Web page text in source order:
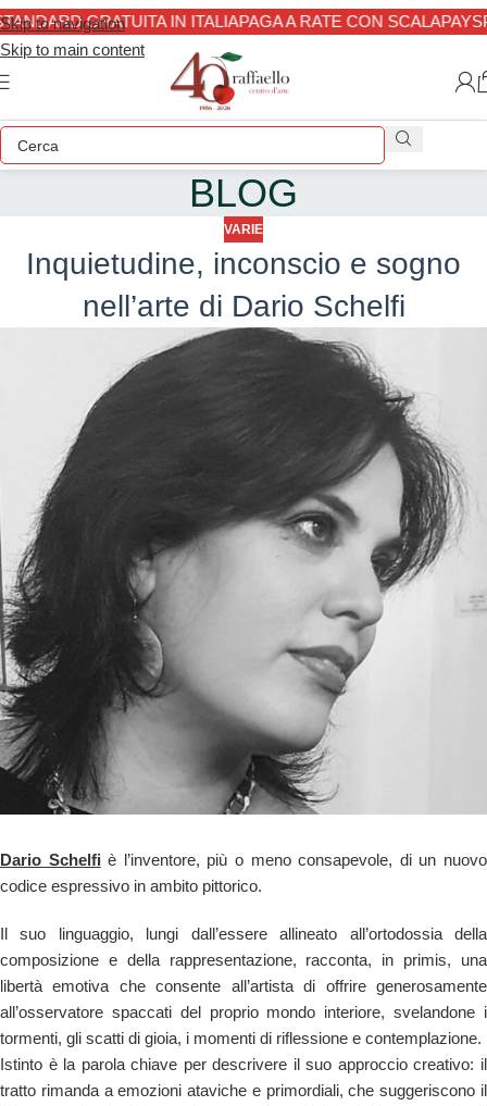
Skip to navigation
Skip to main content
GRATUITA IN ITALIAPAGA A RATE CON SCALAPAY
BLOG
VARIE
Inquietudine, inconscio e sogno
nell’arte di Dario Schelfi
Dario Schelfi è l’inventore, più o meno consapevole, di un nuovo
codice espressivo in ambito pittorico.
Il suo linguaggio, lungi dall’essere allineato all’ortodossia della
composizione e della rappresentazione, racconta, in primis, una
libertà emotiva che consente all’artista di offrire generosamente
all’osservatore spaccati del proprio mondo interiore, svelandone i
tormenti, gli scatti di gioia, i momenti di riflessione e contemplazione.
Istinto è la parola chiave per descrivere il suo approccio creativo: il
tratto rimanda a emozioni ataviche e primordiali, che suggeriscono il